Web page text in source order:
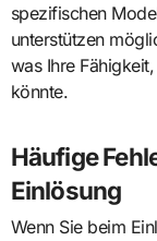
spezifischen
unterstützen
was Ihre
könnte.
Häufige
Einlösung
Wenn Sie beim